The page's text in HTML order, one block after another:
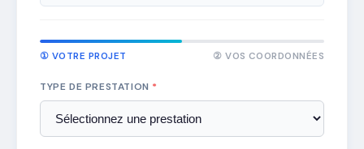
① VOTRE PROJET ② VOS COORDONNÉES
TYPE DE PRESTATION *